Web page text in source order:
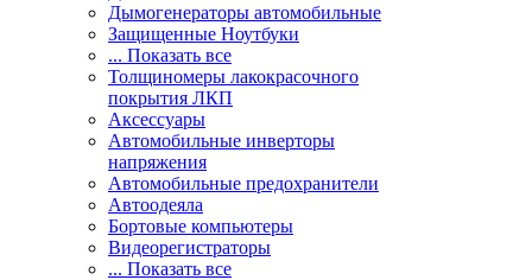
Дымогенераторы автомобильные
Защищенные Ноутбуки
... Показать все
Толщиномеры лакокрасочного
покрытия ЛКП
Аксессуары
Автомобильные инверторы
напряжения
Автомобильные предохранители
Автоодеяла
Бортовые компьютеры
Видеорегистраторы
... Показать все